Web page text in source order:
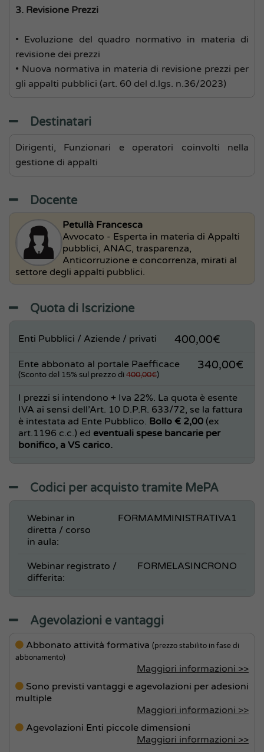
3. Revisione Prezzi
• Evoluzione del quadro normativo in materia di
revisione dei prezzi
• Nuova normativa in materia di revisione prezzi per
gli appalti pubblici (art. 60 del d.lgs. n.36/2023)
Destinatari
Dirigenti, Funzionari e operatori coinvolti nella
gestione di appalti
Docente
Petullà Francesca
Avvocato - Esperta in materia di Appalti
pubblici, ANAC, trasparenza,
Anticorruzione e concorrenza, mirati al
settore degli appalti pubblici.
Quota di Iscrizione
Enti Pubblici / Aziende / privati 400,00€
Ente abbonato al portale Paefficace
(Sconto del 15% sul prezzo di400,00€)
340,00€
I prezzi si intendono + Iva 22%. La quota è esente
IVA ai sensi dell’Art. 10 D.P.R. 633/72, se la fattura
è intestata ad Ente Pubblico. Bollo € 2,00 (ex
art.1196 c.c.) ed eventuali spese bancarie per
bonifico, a VS carico.
Codici per acquisto tramite MePA
Webinar in
diretta / corso
in aula:
FORMAMMINISTRATIVA1
Webinar registrato /
differita:
FORMELASINCRONO
Agevolazioni e vantaggi
Abbonato attività formativa (prezzo stabilito in fase di
abbonamento)
Maggiori informazioni >>
Sono previsti vantaggi e agevolazioni per adesioni
multiple
Maggiori informazioni >>
Agevolazioni Enti piccole dimensioni
Maggiori informazioni >>